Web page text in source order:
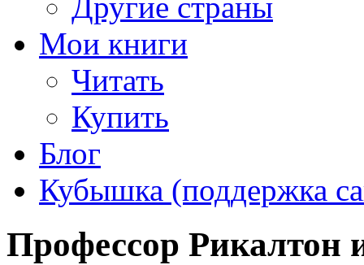
Мои книги
Читать
Купить
Блог
Кубышка (поддержка
Профессор Рикалтон